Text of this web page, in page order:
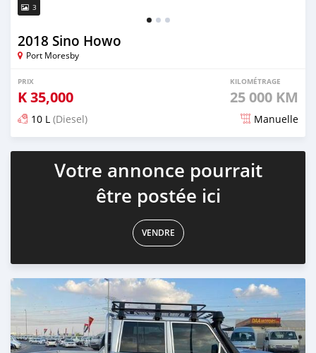
3
2018 Sino Howo
Port Moresby
PRIX
K35,000
KILOMÉTRAGE
25 000 KM
10 L (Diesel) Manuelle
Publié il y a presque 3 ans
Votre annonce pourrait
être postée ici
VENDRE